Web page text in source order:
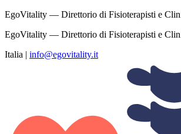
EgoVitality — Direttorio di Fisioterapisti e
EgoVitality — Direttorio di Fisioterapisti e
Italia | info@egovitality.it